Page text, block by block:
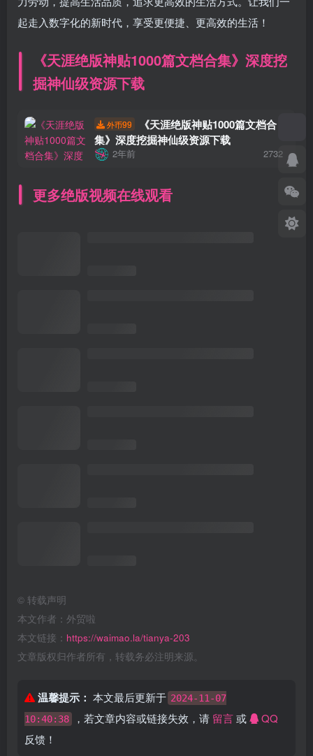
起走入数字化的新时代，享受更便捷、更高效的生活！
《天涯绝版神贴1000篇文档合集》深度挖
掘神仙级资源下载
外币99
《天涯绝版神贴1000篇文档合
集》深度挖掘神仙级资源下载
2年前 2732
更多绝版视频在线观看
© 转载声明
本文作者：外贸啦
本文链接： https://waimao.la/tianya-203
文章版权归作者所有，转载务必注明来源。
温馨提示： 本文最后更新于 2024-11-07
10:40:38
，若文章内容或链接失效，请 留言或
QQ
反馈！